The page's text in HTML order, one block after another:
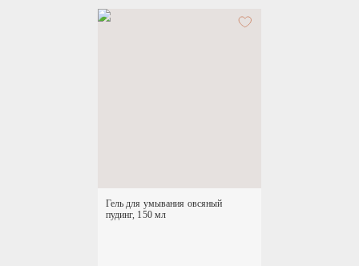
Гель для умывания овсяный
пудинг, 150 мл